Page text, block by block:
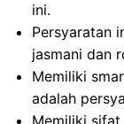
ini.
Persyaratan
jasmani dan
Memiliki
adalah